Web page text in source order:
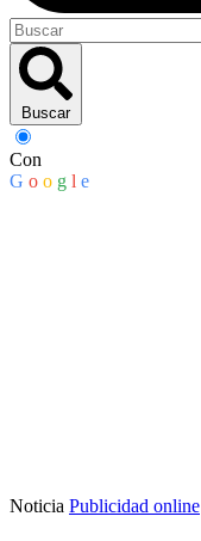
Buscar
Con
G o o g l e
Noticia Publicidad online